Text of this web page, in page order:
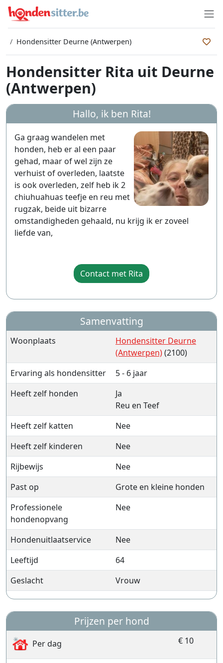
Hondensitter Deurne (Antwerpen)
Hondensitter Rita uit Deurne
(Antwerpen)
Hallo, ik ben Rita!
Ga graag wandelen met
honden, heb er al een paar
gehad, maar of wel zijn ze
verhuist of overleden, laatste
is ook overleden, zelf heb ik 2
chiuhuahuas teefje en reu met
rugzak, beide uit bizarre
omstandigheden gehaald, nu krijg ik er zoveel
liefde van,
Contact met Rita
Samenvatting
Woonplaats
Hondensitter Deurne
(Antwerpen)(2100)
Ervaring als hondensitter
5 - 6 jaar
Heeft zelf honden
Ja
Reu en Teef
Heeft zelf katten
Nee
Heeft zelf kinderen
Nee
Rijbewijs
Nee
Past op
Grote en kleine honden
Professionele
hondenopvang
Nee
Hondenuitlaatservice
Nee
Leeftijd
64
Geslacht
Vrouw
Prijzen per hond
Per dag € 10